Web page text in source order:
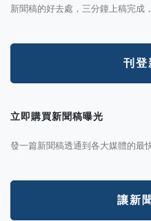
新聞稿的好去處，三分鐘上稿完成
刊登
立即購買新聞稿曝光
發一篇新聞稿透通到各大媒體的最
讓新